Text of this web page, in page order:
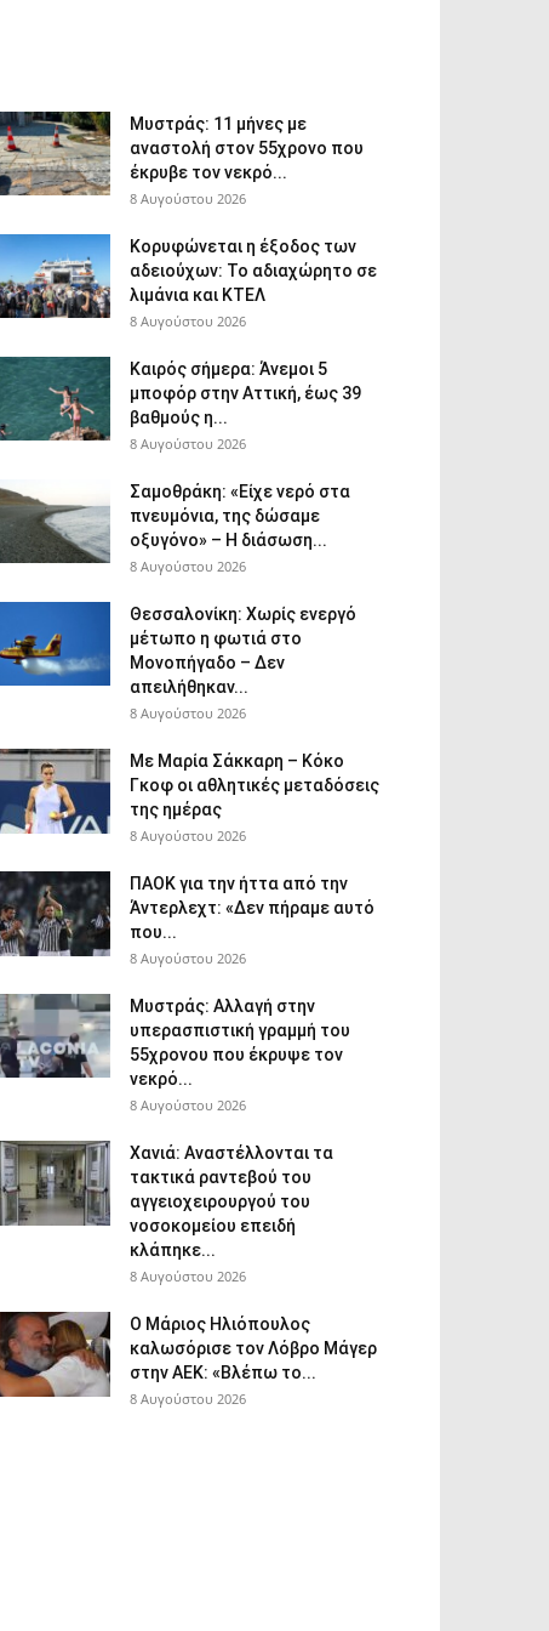
Μυστράς: 11 μήνες με
αναστολή στον 55χρονο που
έκρυβε τον νεκρό...
8 Αυγούστου 2026
Κορυφώνεται η έξοδος των
αδειούχων: Το αδιαχώρητο σε
λιμάνια και ΚΤΕΛ
8 Αυγούστου 2026
Καιρός σήμερα: Άνεμοι 5
μποφόρ στην Αττική, έως 39
βαθμούς η...
8 Αυγούστου 2026
Σαμοθράκη: «Είχε νερό στα
πνευμόνια, της δώσαμε
οξυγόνο» – Η διάσωση...
8 Αυγούστου 2026
Θεσσαλονίκη: Χωρίς ενεργό
μέτωπο η φωτιά στο
Μονοπήγαδο – Δεν
απειλήθηκαν...
8 Αυγούστου 2026
Με Μαρία Σάκκαρη – Κόκο
Γκοφ οι αθλητικές μεταδόσεις
της ημέρας
8 Αυγούστου 2026
ΠΑΟΚ για την ήττα από την
Άντερλεχτ: «Δεν πήραμε αυτό
που...
8 Αυγούστου 2026
Μυστράς: Αλλαγή στην
υπερασπιστική γραμμή του
55χρονου που έκρυψε τον
νεκρό...
8 Αυγούστου 2026
Χανιά: Aναστέλλονται τα
τακτικά ραντεβού του
αγγειοχειρουργού του
νοσοκομείου επειδή
κλάπηκε...
8 Αυγούστου 2026
Ο Μάριος Ηλιόπουλος
καλωσόρισε τον Λόβρο Μάγερ
στην ΑΕΚ: «Βλέπω το...
8 Αυγούστου 2026